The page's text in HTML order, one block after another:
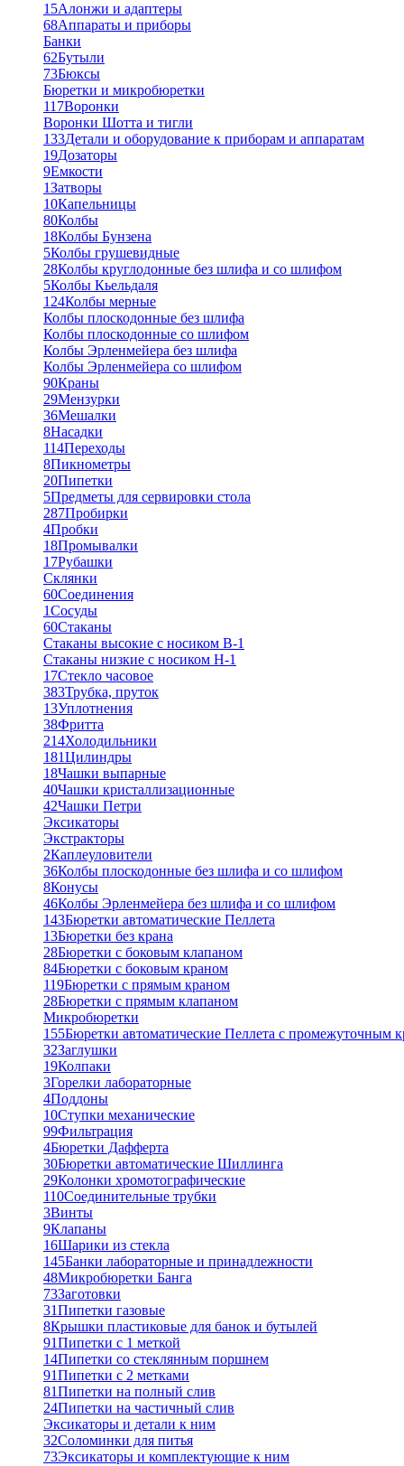
15Алонжи и адаптеры
68Аппараты и приборы
Банки
62Бутыли
73Бюксы
Бюретки и микробюретки
117Воронки
Воронки Шотта и тигли
133Детали и оборудование к приборам и аппаратам
19Дозаторы
9Емкости
1Затворы
10Капельницы
80Колбы
18Колбы Бунзена
5Колбы грушевидные
28Колбы круглодонные без шлифа и со шлифом
5Колбы Кьельдаля
124Колбы мерные
Колбы плоскодонные без шлифа
Колбы плоскодонные со шлифом
Колбы Эрленмейера без шлифа
Колбы Эрленмейера со шлифом
90Краны
29Мензурки
36Мешалки
8Насадки
114Переходы
8Пикнометры
20Пипетки
5Предметы для сервировки стола
287Пробирки
4Пробки
18Промывалки
17Рубашки
Склянки
60Соединения
1Сосуды
60Стаканы
Стаканы высокие с носиком В-1
Стаканы низкие с носиком Н-1
17Стекло часовое
383Трубка, пруток
13Уплотнения
38Фритта
214Холодильники
181Цилиндры
18Чашки выпарные
40Чашки кристаллизационные
42Чашки Петри
Эксикаторы
Экстракторы
2Каплеуловители
36Колбы плоскодонные без шлифа и со шлифом
8Конусы
46Колбы Эрленмейера без шлифа и со шлифом
143Бюретки автоматические Пеллета
13Бюретки без крана
28Бюретки с боковым клапаном
84Бюретки с боковым краном
119Бюретки с прямым краном
28Бюретки с прямым клапаном
Микробюретки
155Бюретки автоматические Пеллета с промежуточным
32Заглушки
19Колпаки
3Горелки лабораторные
4Поддоны
10Ступки механические
99Фильтрация
4Бюретки Дафферта
30Бюретки автоматические Шиллинга
29Колонки хромотографические
110Соединительные трубки
3Винты
9Клапаны
16Шарики из стекла
145Банки лабораторные и принадлежности
48Микробюретки Банга
73Заготовки
31Пипетки газовые
8Крышки пластиковые для банок и бутылей
91Пипетки с 1 меткой
14Пипетки со стеклянным поршнем
91Пипетки с 2 метками
81Пипетки на полный слив
24Пипетки на частичный слив
Эксикаторы и детали к ним
32Соломинки для питья
73Эксикаторы и комплектующие к ним